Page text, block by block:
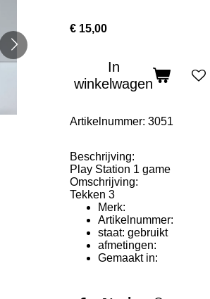
€ 15,00
In
winkelwagen
Artikelnummer: 3051
Beschrijving:
Play Station 1 game
Omschrijving:
Tekken 3
Merk:
Artikelnummer:
staat: gebruikt
afmetingen:
Gemaakt in: